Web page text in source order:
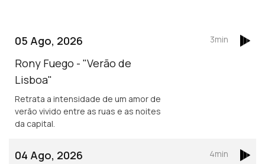
05 Ago, 2026
Rony Fuego - "Verão de
Lisboa"
Retrata a intensidade de um amor de
verão vivido entre as ruas e as noites
da capital.
3min
04 Ago, 2026
4min